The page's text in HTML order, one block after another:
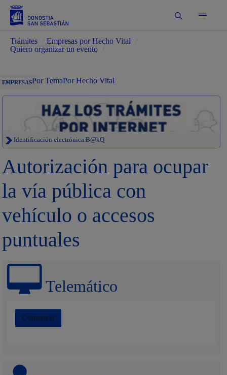
Buscar
Trámites Empresas por Hecho Vital
Quiero organizar un evento
EMPRESASPor TemaPor Hecho Vital
Identificación electrónica B@kQ
Autorización para ocupar
la vía pública con
vehículo o accesos
puntuales
Telemático
Comenzar